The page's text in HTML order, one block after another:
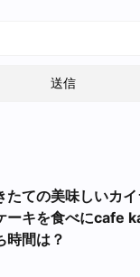
たての美味しいカ
ーキを食べにcafe
時間は？